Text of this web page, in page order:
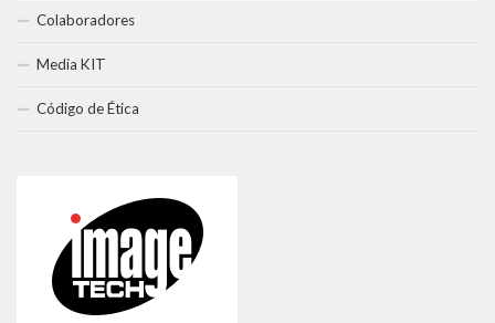
Colaboradores
Media KIT
Código de Ética